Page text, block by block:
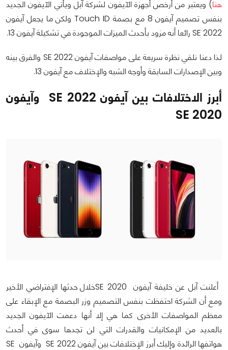
هنا) ويعتبر من أرخص أجهزة الآيفون لشركة آبل ويأتي الآيفون الجديد
بنفس تصميم آيفون 8 مع بصمة Touch ID ولكن ما يجعل آيفون
SE 2022 رائعا أنه مزود بأحدث الميزات الموجودة في تشكيلة آيفون 13.
لذا دعنا نلقي نظرة سريعة على مواصفات آيفون SE 2022 والفرق بينه
وبين الإصدارات السابقة وأوجه الشبه والإختلاف مع آيفون 13.
أبرز الاختلافات بين آيفون SE 2022 وآيفون
SE 2020
أعلنت آبل عن خليفة آيفون SE 2020خلال حدثها الإفتراضي الأخير
ومع أن الشركة احتفظت بنفس التصميم وزر البصمة مع الإبقاء على
معظم المواصفات الأخرى كما هي إلا أنها دعمت الآيفون الجديد
بالعديد من الإمكانيات والقدرات التي لن تجدها سوى في أحدث
هواتفها الرائدة وإليك أبرز الإختلافات بين آيفون SE 2022 وآيفون SE